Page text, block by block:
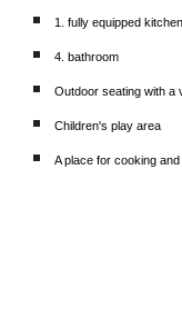
1. fully equipped kitchen
4. bathroom
Outdoor seating with a
Children's play area
A place for cooking and